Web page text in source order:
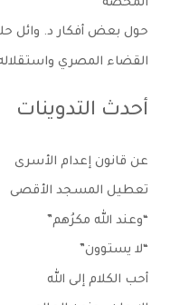
المحضة
حول بعض أفكار د. وائل
القضاء المصري
أحدث التدوينات
عن قانون إعدام الأسرى
تعطيل المسجد الأقصى
“وعند الله مكرُهم”
“لا يستوون”
أحب الكلام إلى الله